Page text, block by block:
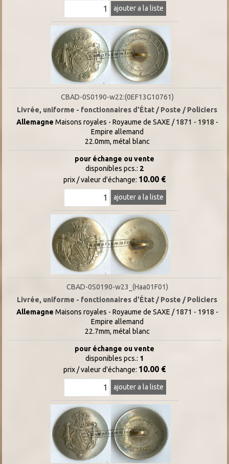
ajouter a la liste
CBAD-0S0190-w22:(0EF13G10761)
Livrée, uniforme - fonctionnaires d'État / Poste / Policiers
Allemagne Maisons royales - Royaume de SAXE / 1871 - 1918 -
Empire allemand
22.0mm, métal blanc
pour échange ou vente
disponibles pcs.: 2
prix / valeur d'échange: 10.00 €
ajouter a la liste
CBAD-0S0190-w23_(Haa01F01)
Livrée, uniforme - fonctionnaires d'État / Poste / Policiers
Allemagne Maisons royales - Royaume de SAXE / 1871 - 1918 -
Empire allemand
22.7mm, métal blanc
pour échange ou vente
disponibles pcs.: 1
prix / valeur d'échange: 10.00 €
ajouter a la liste